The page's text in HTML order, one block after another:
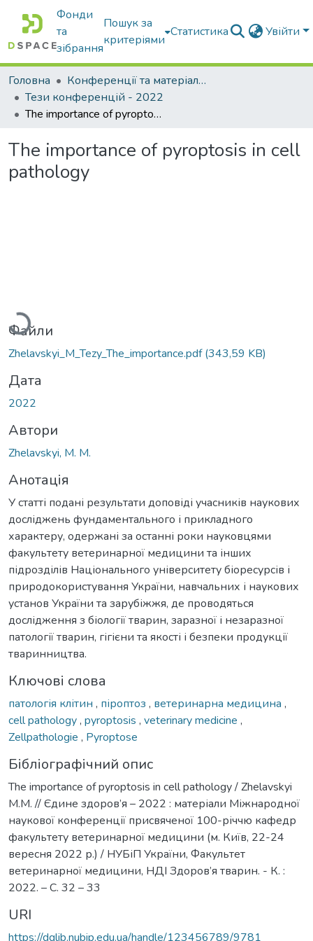
Фонди
та
зібрання
Пошук за
критеріями
Статистика Увійти
Головна
Конференції та матеріали конференцій
Тези конференцій - 2022
The importance of pyroptosis in cell pathology
The importance of pyroptosis in cell
pathology
Файли
Zhelavskyi_M_Tezy_The_importance.pdf(343,59 KB)
Дата
2022
Автори
Zhelavskyi, M. M.
Анотація
У статті подані результати доповіді учасників наукових
досліджень фундаментального і прикладного
характеру, одержані за останні роки науковцями
факультету ветеринарної медицини та інших
підрозділів Національного університету біоресурсів і
природокористування України, навчальних і наукових
установ України та зарубіжжя, де проводяться
дослідження з біології тварин, заразної і незаразної
патології тварин, гігієни та якості і безпеки продукції
тваринництва.
Ключові слова
патологія клітин , піроптоз , ветеринарна медицина ,
cell pathology, pyroptosis , veterinary medicine ,
Zellpathologie , Pyroptose
Бібліографічний опис
The importance of pyroptosis in cell pathology / Zhelavskyi
M.M. // Єдине здоров’я – 2022 : матеріали Міжнародної
наукової конференції присвяченої 100-річчю кафедр
факультету ветеринарної медицини (м. Київ, 22-24
вересня 2022 р.) / НУБіП України, Факультет
ветеринарної медицини, НДІ Здоров’я тварин. - К. :
2022. – С. 32 – 33
URI
https://dglib.nubip.edu.ua/handle/123456789/9781